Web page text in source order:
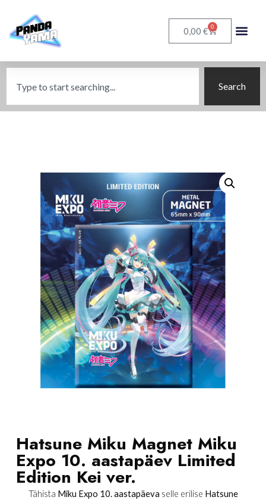
0,00 € 0
Search
Hatsune Miku Magnet Miku
Expo 10. aastapäev Limited
Edition Kei ver.
Tähista Miku Expo 10. aastapäeva selle erilise Hatsune